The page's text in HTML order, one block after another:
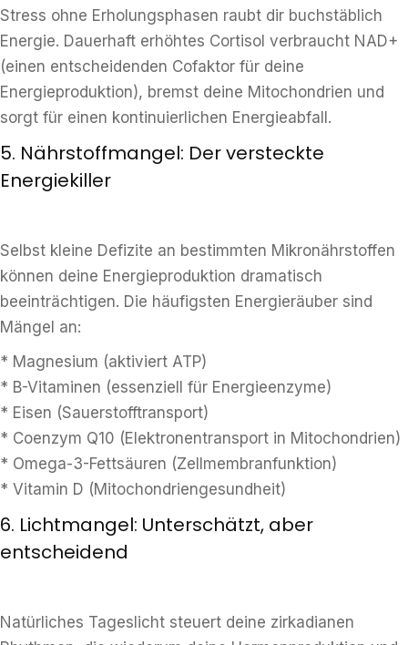
Stress ohne Erholungsphasen raubt dir buchstäblich
Energie. Dauerhaft erhöhtes Cortisol verbraucht NAD+
(einen entscheidenden Cofaktor für deine
Energieproduktion), bremst deine Mitochondrien und
sorgt für einen kontinuierlichen Energieabfall.
5. Nährstoffmangel: Der versteckte
Energiekiller
Selbst kleine Defizite an bestimmten Mikronährstoffen
können deine Energieproduktion dramatisch
beeinträchtigen. Die häufigsten Energieräuber sind
Mängel an:
* Magnesium (aktiviert ATP)
* B-Vitaminen (essenziell für Energieenzyme)
* Eisen (Sauerstofftransport)
* Coenzym Q10 (Elektronentransport in Mitochondrien)
* Omega-3-Fettsäuren (Zellmembranfunktion)
* Vitamin D (Mitochondriengesundheit)
6. Lichtmangel: Unterschätzt, aber
entscheidend
Natürliches Tageslicht steuert deine zirkadianen